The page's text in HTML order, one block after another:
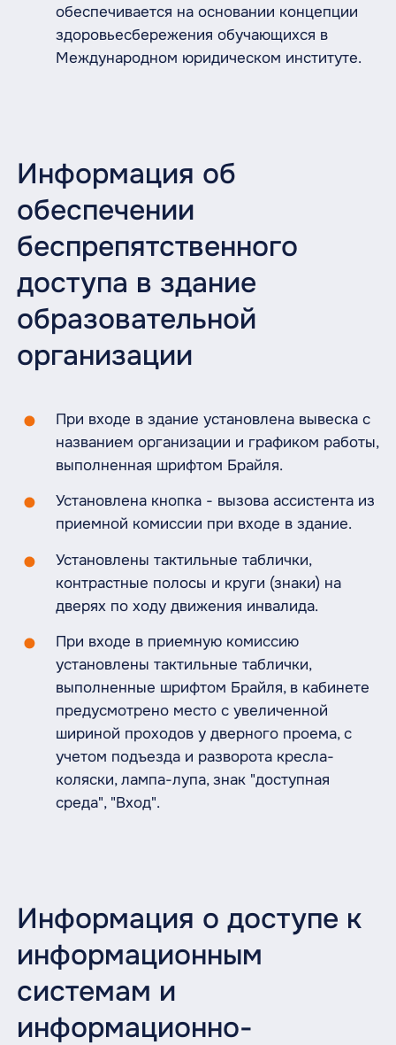
обеспечивается на основании концепции
здоровьесбережения обучающихся в
Международном юридическом институте.
Информация об
обеспечении
беспрепятственного
доступа в здание
образовательной
организации
При входе в здание установлена вывеска с
названием организации и графиком работы,
выполненная шрифтом Брайля.
Установлена кнопка - вызова ассистента из
приемной комиссии при входе в здание.
Установлены тактильные таблички,
контрастные полосы и круги (знаки) на
дверях по ходу движения инвалида.
При входе в приемную комиссию
установлены тактильные таблички,
выполненные шрифтом Брайля, в кабинете
предусмотрено место с увеличенной
шириной проходов у дверного проема, с
учетом подъезда и разворота кресла-
коляски, лампа-лупа, знак "доступная
среда", "Вход".
Информация о доступе к
информационным
системам и
информационно-